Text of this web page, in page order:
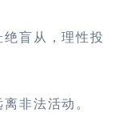
绝盲从，理性投
非法活动。